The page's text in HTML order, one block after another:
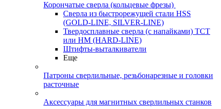
Корончатые сверла (кольцевые фрезы)
Сверла из быстрорежущей стали HSS
(GOLD-LINE, SILVER-LINE)
Твердосплавные сверла (с напайками) ТСТ
или HM (HARD-LINE)
Штифты-выталкиватели
Еще
Патроны сверлильные, резьбонарезные и головки
расточные
Аксессуары для магнитных сверлильных станков